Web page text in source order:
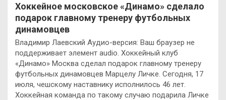
Хоккейное московское «Динамо» сделало
подарок главному тренеру футбольных
динамовцев
Владимир Лаевский Аудио-версия: Ваш браузер не
поддерживает элемент audio. Хоккейный клуб
«Динамо» Москва сделал подарок главному тренеру
футбольных динамовцев Марцелу Личке. Сегодня, 17
июля, чешскому наставнику исполнилось 46 лет.
Хоккейная команда по такому случаю подарила Личке